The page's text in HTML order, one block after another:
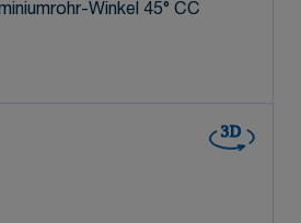
Winkel 45° CC
3D